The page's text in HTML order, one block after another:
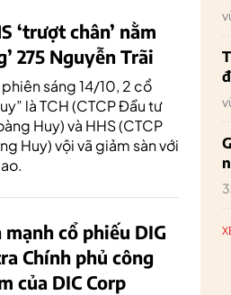
‘trượt chân’ nằm
275 Nguyễn Trãi
sáng 14/10, 2 cổ
là TCH (CTCP Đầu tư
Huy) và HHS (CTCP
Huy) vội vã giảm sàn với
cổ phiếu DIG
Chính phủ công
của DIC Corp